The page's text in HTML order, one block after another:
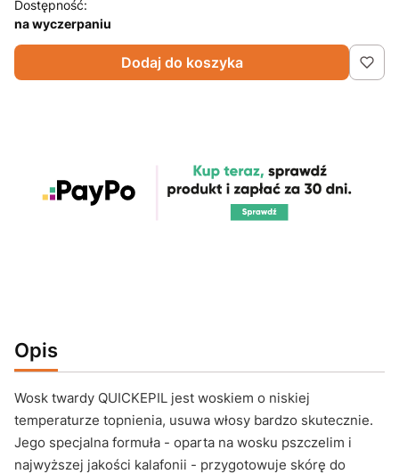
Dostępność:
na wyczerpaniu
Dodaj do koszyka
Opis
Wosk twardy QUICKEPIL jest woskiem o niskiej
temperaturze topnienia, usuwa włosy bardzo skutecznie.
Jego specjalna formuła - oparta na wosku pszczelim i
najwyższej jakości kalafonii - przygotowuje skórę do